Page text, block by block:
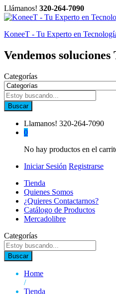
Llámanos! 320-264-7090
KoneeT - Tu Experto en
Vendemos
Categorías
Buscar
Llamanos! 320-264-7090
0
No hay productos en el
Iniciar Sesión Registrarse
Tienda
Quienes Somos
¿Quieres Contactarnos?
Catálogo de Productos
Mercadolibre
Categorías
Buscar
Home
/
Tienda